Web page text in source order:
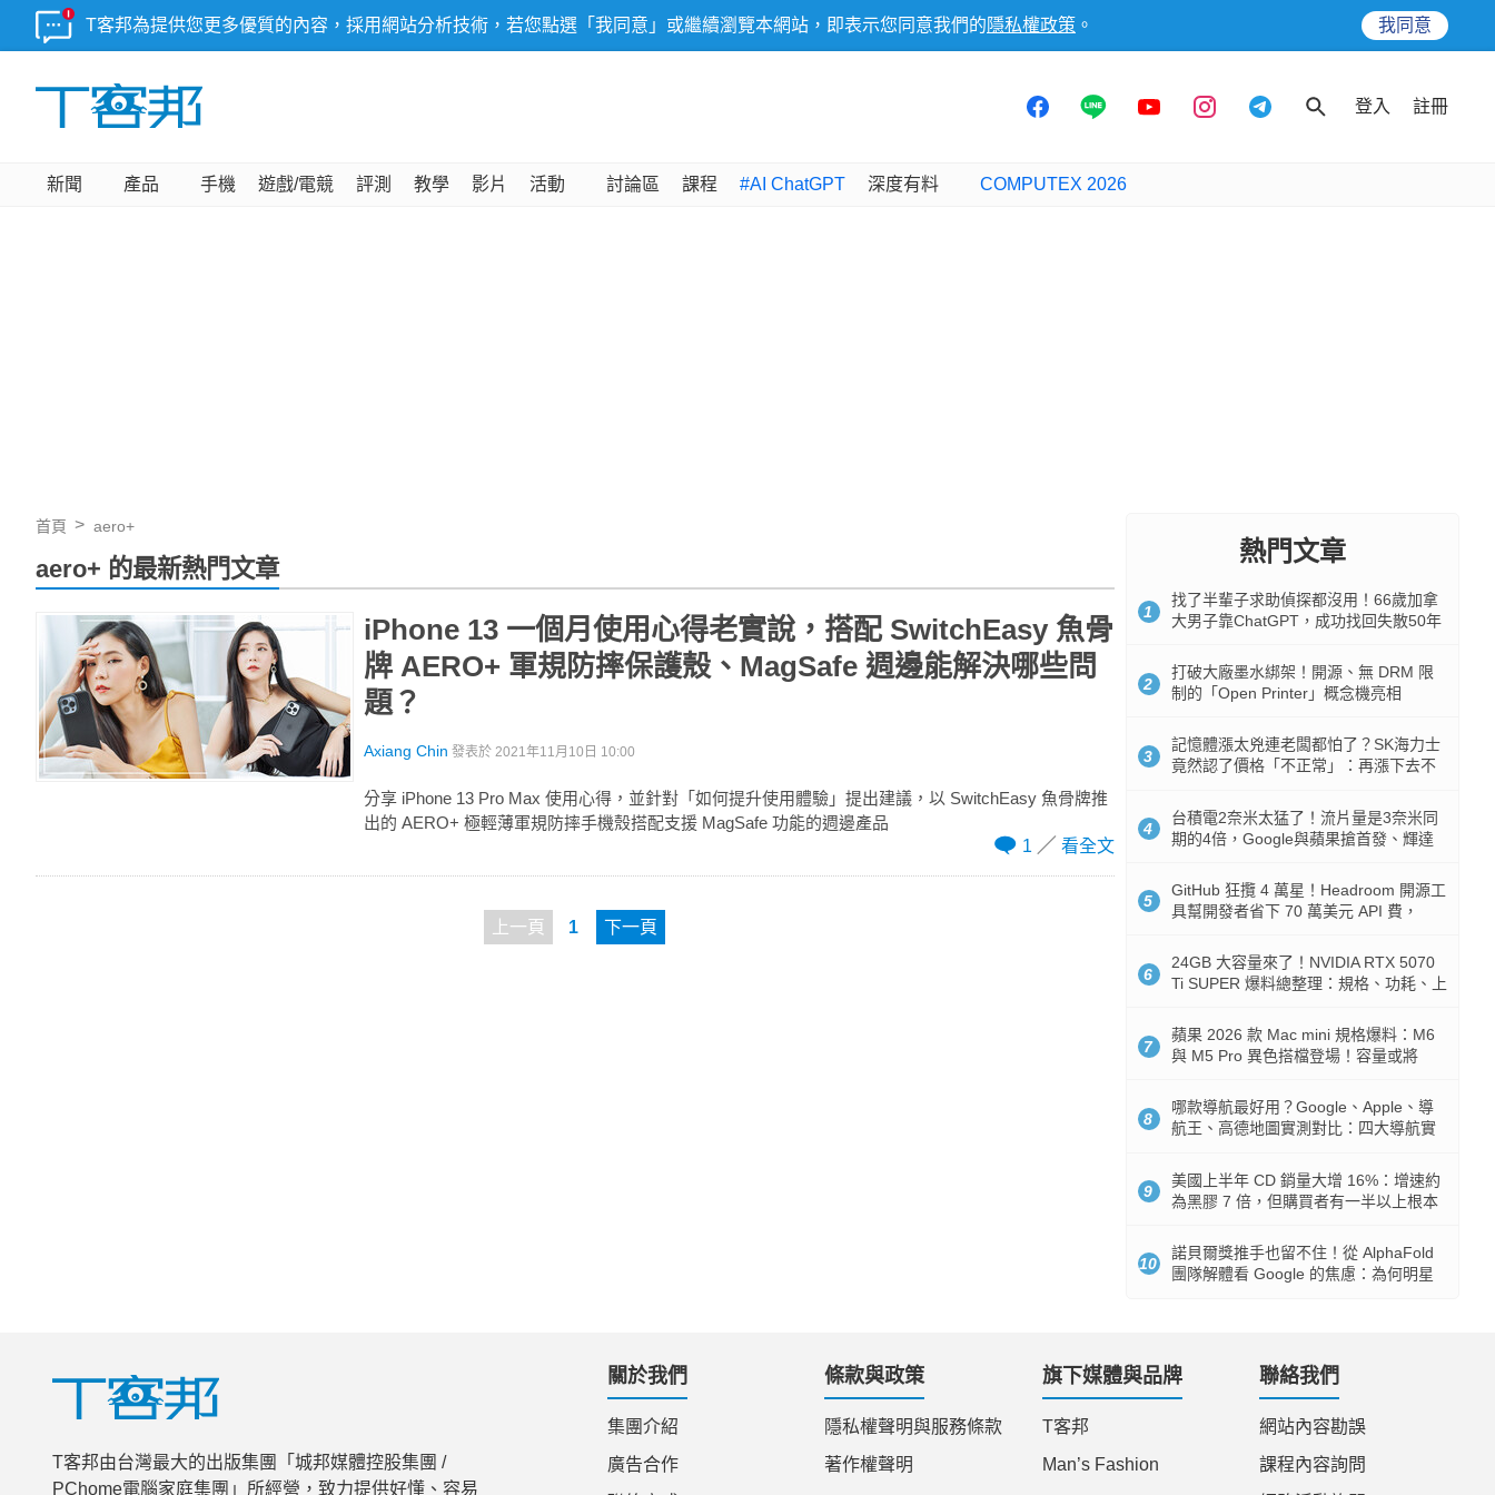
T客邦為提供您更多優質的內容，採用網站分析技術，若您點選「我同意」或繼續瀏覽本網站，即表示您同意我們的 隱私權政策 。 我同意
登入 註冊
新聞 產品 手機 遊戲/電競 評測 教學 影片 活動 討論區 課程 #AI ChatGPT 深度有料 COMPUTEX 2026
首頁 aero+
aero+ 的最新熱門文章
iPhone 13 一個月使用心得老實說，搭配 SwitchEasy 魚骨
牌 AERO+ 軍規防摔保護殼、MagSafe 週邊能解決哪些問
題？
Axiang Chin 發表於 2021年11月10日 10:00
分享 iPhone 13 Pro Max 使用心得，並針對「如何提升使用體驗」提出建議，以 SwitchEasy 魚骨牌推
出的 AERO+ 極輕薄軍規防摔手機殼搭配支援 MagSafe 功能的週邊產品
1
看全文
上一頁 1 下一頁
熱門文章
1
找了半輩子求助偵探都沒用！66歲加拿
大男子靠ChatGPT，成功找回失散50年
2
打破大廠墨水綁架！開源、無 DRM 限
制的「Open Printer」概念機亮相
3
記憶體漲太兇連老闆都怕了？SK海力士
竟然認了價格「不正常」：再漲下去不
4
台積電2奈米太猛了！流片量是3奈米同
期的4倍，Google與蘋果搶首發、輝達
5
GitHub 狂攬 4 萬星！Headroom 開源工
具幫開發者省下 70 萬美元 API 費，
6
24GB 大容量來了！NVIDIA RTX 5070
Ti SUPER 爆料總整理：規格、功耗、上
7
蘋果 2026 款 Mac mini 規格爆料：M6
與 M5 Pro 異色搭檔登場！容量或將
8
哪款導航最好用？Google、Apple、導
航王、高德地圖實測對比：四大導航實
9
美國上半年 CD 銷量大增 16%：增速約
為黑膠 7 倍，但購買者有一半以上根本
10
諾貝爾獎推手也留不住！從 AlphaFold
團隊解體看 Google 的焦慮：為何明星
T客邦由台灣最大的出版集團「城邦媒體控股集團 /
PChome電腦家庭集團」所經營，致力提供好懂、容易
關於我們
集團介紹
廣告合作
條款與政策
隱私權聲明與服務條款
著作權聲明
旗下媒體與品牌
T客邦
Man’s Fashion
聯絡我們
網站內容勘誤
課程內容詢問